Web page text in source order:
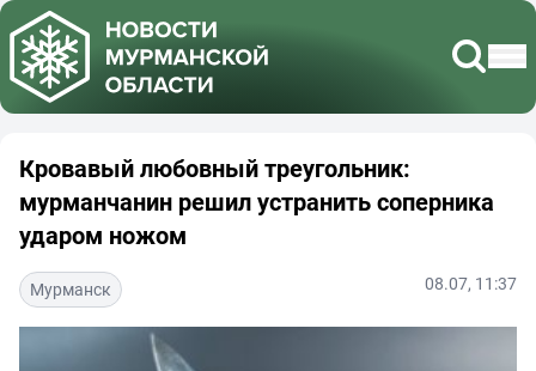
Кровавый любовный треугольник:
мурманчанин решил устранить соперника
ударом ножом
Мурманск 08.07, 11:37